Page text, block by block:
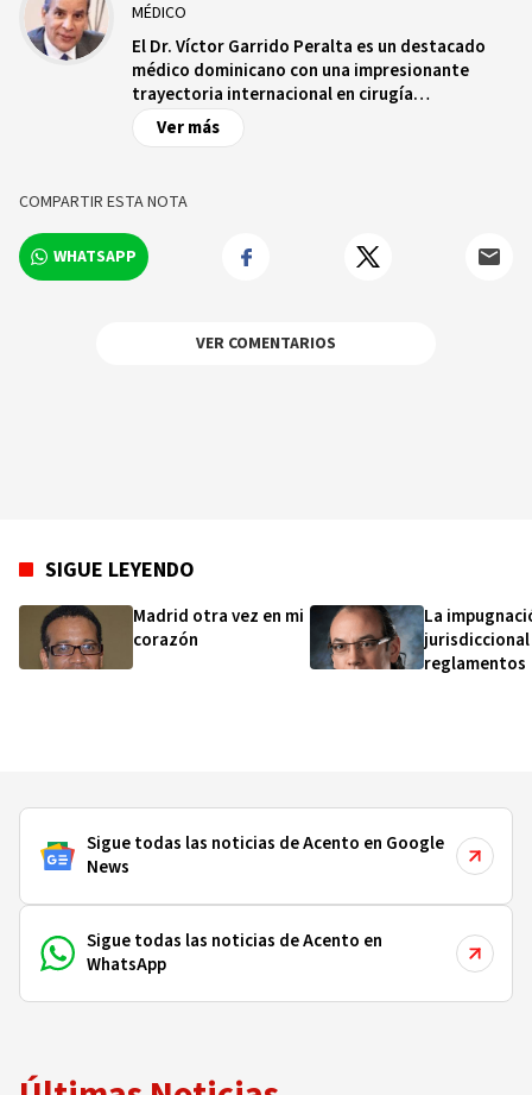
MÉDICO
El Dr. Víctor Garrido Peralta es un destacado
médico dominicano con una impresionante
trayectoria internacional en cirugía
hepatobiliar y trasplante de órganos. Formado
en prestigiosas instituciones de España,
investigaciones en el ámbito de los trasplantes.
Además de su labor médica, el Dr. Garrido ha
sido docente en la Universidad de Pittsburgh,
EE.UU., Cónsul General Honorífico de la
es un prolífico autor de artículos sobre temas
sociales y médicos en diversas revistas y
Ver más
COMPARTIR ESTA NOTA
WHATSAPP
VER COMENTARIOS
SIGUE LEYENDO
Madrid otra vez en mi
corazón
La
reglamentos
Sigue todas las noticias de Acento en Google
News
Sigue todas las noticias de Acento en
WhatsApp